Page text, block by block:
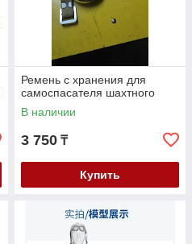
Ремень с хранения для
самоспасателя шахтного
В наличии
3 750 ₸
Купить